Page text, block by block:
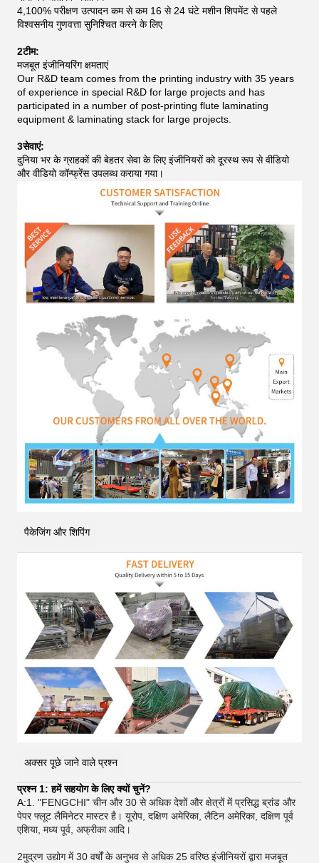
4,100% परीक्षण उत्पादन कम से कम 16 से 24 घंटे मशीन शिपमेंट से पहले
विश्वसनीय गुणवत्ता सुनिश्चित करने के लिए
2टीम:
मजबूत इंजीनियरिंग क्षमताएं
Our R&D team comes from the printing industry with 35 years
of experience in special R&D for large projects and has
participated in a number of post-printing flute laminating
equipment & laminating stack for large projects.
3सेवाएं:
दुनिया भर के ग्राहकों की बेहतर सेवा के लिए इंजीनियरों को दूरस्थ रूप से वीडियो
और वीडियो कॉन्फ्रेंस उपलब्ध कराया गया।
पैकेजिंग और शिपिंग
अक्सर पूछे जाने वाले प्रश्न
प्रश्न 1: हमें सहयोग के लिए क्यों चुनें?
A:1. "FENGCHI" चीन और 30 से अधिक देशों और क्षेत्रों में प्रसिद्ध ब्रांड और
पेपर फ्लूट लैमिनेटर मास्टर है। यूरोप, दक्षिण अमेरिका, लैटिन अमेरिका, दक्षिण पूर्व
एशिया, मध्य पूर्व, अफ्रीका आदि।
2मुद्रण उद्योग में 30 वर्षों के अनुभव से अधिक 25 वरिष्ठ इंजीनियरों द्वारा मजबूत